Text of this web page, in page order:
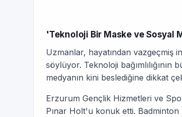
'Teknoloji Bir Maske ve Sosyal
Uzmanlar, hayatından vazgeçmiş
söylüyor. Teknoloji
medyanın kini beslediğine dikkat
Erzurum Gençlik Hizmetleri ve
Pınar Holt'u konuk etti.